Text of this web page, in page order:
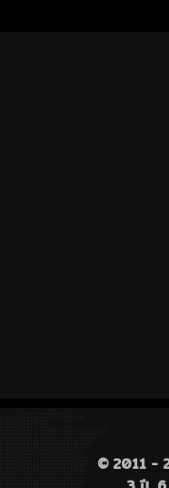
© 2011 -